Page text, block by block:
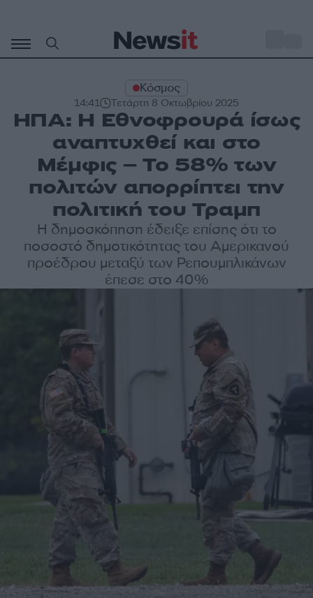
περιεχόμενο
Κόσμος
14:41 Τετάρτη 8 Οκτωβρίου 2025
ΗΠΑ: Η Εθνοφρουρά ίσως
αναπτυχθεί και στο
Μέμφις – Το 58% των
πολιτών απορρίπτει την
πολιτική του Τραμπ
Η δημοσκόπηση έδειξε επίσης ότι το
ποσοστό δημοτικότητας του Αμερικανού
προέδρου μεταξύ των Ρεπουμπλικάνων
έπεσε στο 40%